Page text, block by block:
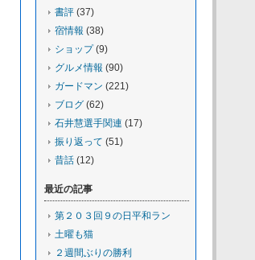
書評 (37)
宿情報 (38)
ショップ(9)
グルメ情報 (90)
ガードマン (221)
ブログ (62)
石井慧選手関連 (17)
振り返って (51)
昔話 (12)
最近の記事
第２０３回９の日平和ラン
土曜も猫
２週間ぶりの勝利